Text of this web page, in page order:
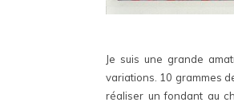
Je suis une grande
variations. 10 grammes
réaliser un fondant au